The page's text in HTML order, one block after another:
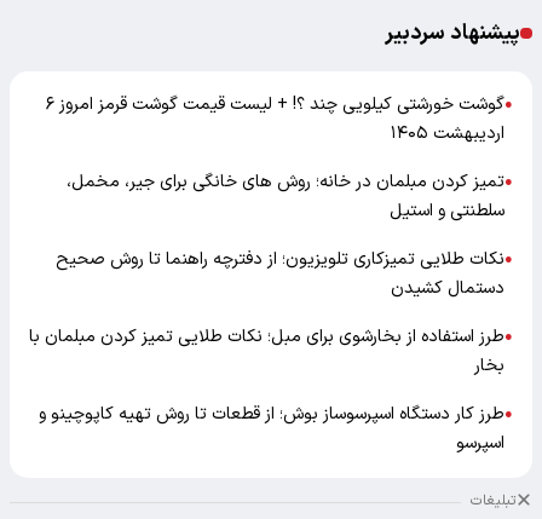
پیشنهاد سردبیر
●
گوشت خورشتی کیلویی چند ؟! + لیست قیمت گوشت قرمز امروز ۶
اردیبهشت ۱۴۰۵
●تمیز کردن مبلمان در خانه؛ روش های خانگی برای جیر، مخمل،
سلطنتی و استیل
●نکات طلایی تمیزکاری تلویزیون؛ از دفترچه راهنما تا روش صحیح
دستمال کشیدن
●طرز استفاده از بخارشوی برای مبل؛ نکات طلایی تمیز کردن مبلمان با
بخار
●طرز کار دستگاه اسپرسوساز بوش؛ از قطعات تا روش تهیه کاپوچینو و
اسپرسو
تبلیغات